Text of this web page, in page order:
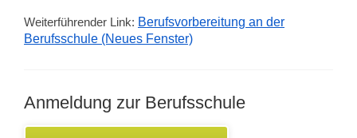
Weiterführender Link: Berufsvorbereitung an der
Berufsschule (Neues Fenster)
Anmeldung zur Berufsschule